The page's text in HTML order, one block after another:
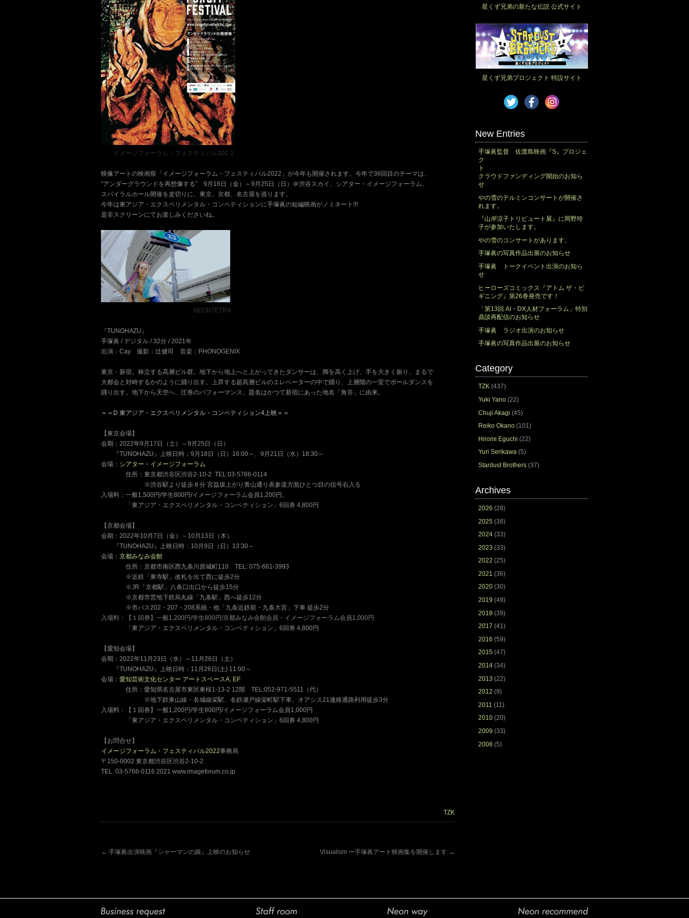
イメージフォーラム・フェスティバル202２
映像アートの映画祭「イメージフォーラム・フェスティバル2022」が今年も開催されます。今年で36回目のテーマは、
“アンダーグラウンドを再想像する” 9月16日（金）～9月25日（日）＠渋谷スカイ、シアター・イメージフォーラム、
スパイラルホール開催を皮切りに、東京、京都、名古屋を巡ります。
今年は東アジア・エクスペリメンタル・コンペティションに手塚眞の短編映画がノミネート!!!
是非スクリーンにてお楽しみくださいね。
NEONTETRA
『TUNOHAZU』
手塚眞 / デジタル / 32分 / 2021年
出演：Cay 撮影：辻健司 音楽：PHONOGENIX
東京・新宿。林立する高層ビル群。地下から地上へと上がってきたダンサーは、脚を高く上げ、手を大きく振り、まるで
大都会と対峙するかのように踊り出す。上昇する超高層ビルのエレベーターの中で踊り、上層階の一室でポールダンスを
踊り出す。地下から天空へ、圧巻のパフォーマンス。題名はかつて新宿にあった地名「角筈」に由来。
＝＝D 東アジア・エクスペリメンタル・コンペティション4上映＝＝
【東京会場】
会期：2022年9月17日（土）～9月25日（日）
『TUNOHAZU』上映日時：9月18日（日）16:00～、9月21日（水）18:30～
会場： シアター・イメージフォーラム
住所：東京都渋谷区渋谷2-10-2 TEL:03-5766-0114
※渋谷駅より徒歩８分 宮益坂上がり青山通り表参道方面ひとつ目の信号右入る
入場料：一般1,500円/学生800円/イメージフォーラム会員1,200円。
「東アジア・エクスペリメンタル・コンペティション」6回券 4,800円
【京都会場】
会期：2022年10月7日（金）～10月13日（木）
『TUNOHAZU』上映日時：10月9日（日）13:30～
会場： 京都みなみ会館
住所：京都市南区西九条川原城町110 TEL: 075-661-3993
※近鉄「東寺駅」改札を出て西に徒歩2分
※JR「京都駅」八条口出口から徒歩15分
※京都市営地下鉄烏丸線「九条駅」西へ徒歩12分
※市バス202・207・208系統・他「九条近鉄前・九条大宮」下車 徒歩2分
入場料：
【１回券】一般1,200円/学生800円/京都みなみ会館会員・イメージフォーラム会員1,000円
「東アジア・エクスペリメンタル・コンペティション」6回券 4,800円
【愛知会場】
会期：2022年11月23日（水）～11月26日（土）
『TUNOHAZU』上映日時：11月26日(土) 11:00～
会場： 愛知芸術文化センター アートスペースA, EF
住所：愛知県名古屋市東区東桜1-13-2 12階 TEL:052-971-5511（代）
※地下鉄東山線・名城線栄駅、名鉄瀬戸線栄町駅下車、オアシス21連絡通路利用徒歩3分
入場料：【１回券】一般1,200円/学生800円/イメージフォーラム会員1,000円
「東アジア・エクスペリメンタル・コンペティション」6回券 4,800円
【お問合せ】
イメージフォーラム・フェスティバル2022事務局
〒150-0002 東京都渋谷区渋谷2-10-2
TEL. 03-5766-0116 2021 www.imageforum.co.jp
TZK
← 手塚眞出演映画『シャーマンの娘』上映のお知らせ Visualism ー手塚眞アート映画集を開催します →
星くず兄弟の新たな伝説 公式サイト
星くず兄弟プロジェクト 特設サイト
New Entries
手塚眞監督 佐渡島映画『S』プロジェ
ク
ト
クラウドファンディング開始のお知ら
せ
やの雪のテルミンコンサートが開催さ
れます。
『山岸涼子トリビュート展』に岡野玲
子が参加いたします。
やの雪のコンサートがあります。
手塚眞の写真作品出展のお知らせ
手塚眞 トークイベント出演のお知ら
せ
ヒーローズコミックス『アトム ザ・ビ
ギニング』第26巻発売です！
「第13回 AI・DX人材フォーラム」特別
鼎談再配信のお知らせ
手塚眞 ラジオ出演のお知らせ
手塚眞の写真作品出展のお知らせ
Category
TZK (437)
Yuki Yano (22)
Chuji Akagi (45)
Reiko Okano (101)
Hiromi Eguchi (22)
Yuri Serikawa (5)
Stardust Brothers (37)
Archives
2026 (28)
2025 (38)
2024 (33)
2023 (33)
2022 (25)
2021 (36)
2020 (30)
2019 (49)
2018 (39)
2017 (41)
2016 (59)
2015 (47)
2014 (34)
2013 (22)
2012 (9)
2011 (11)
2010 (20)
2009 (33)
2008 (5)